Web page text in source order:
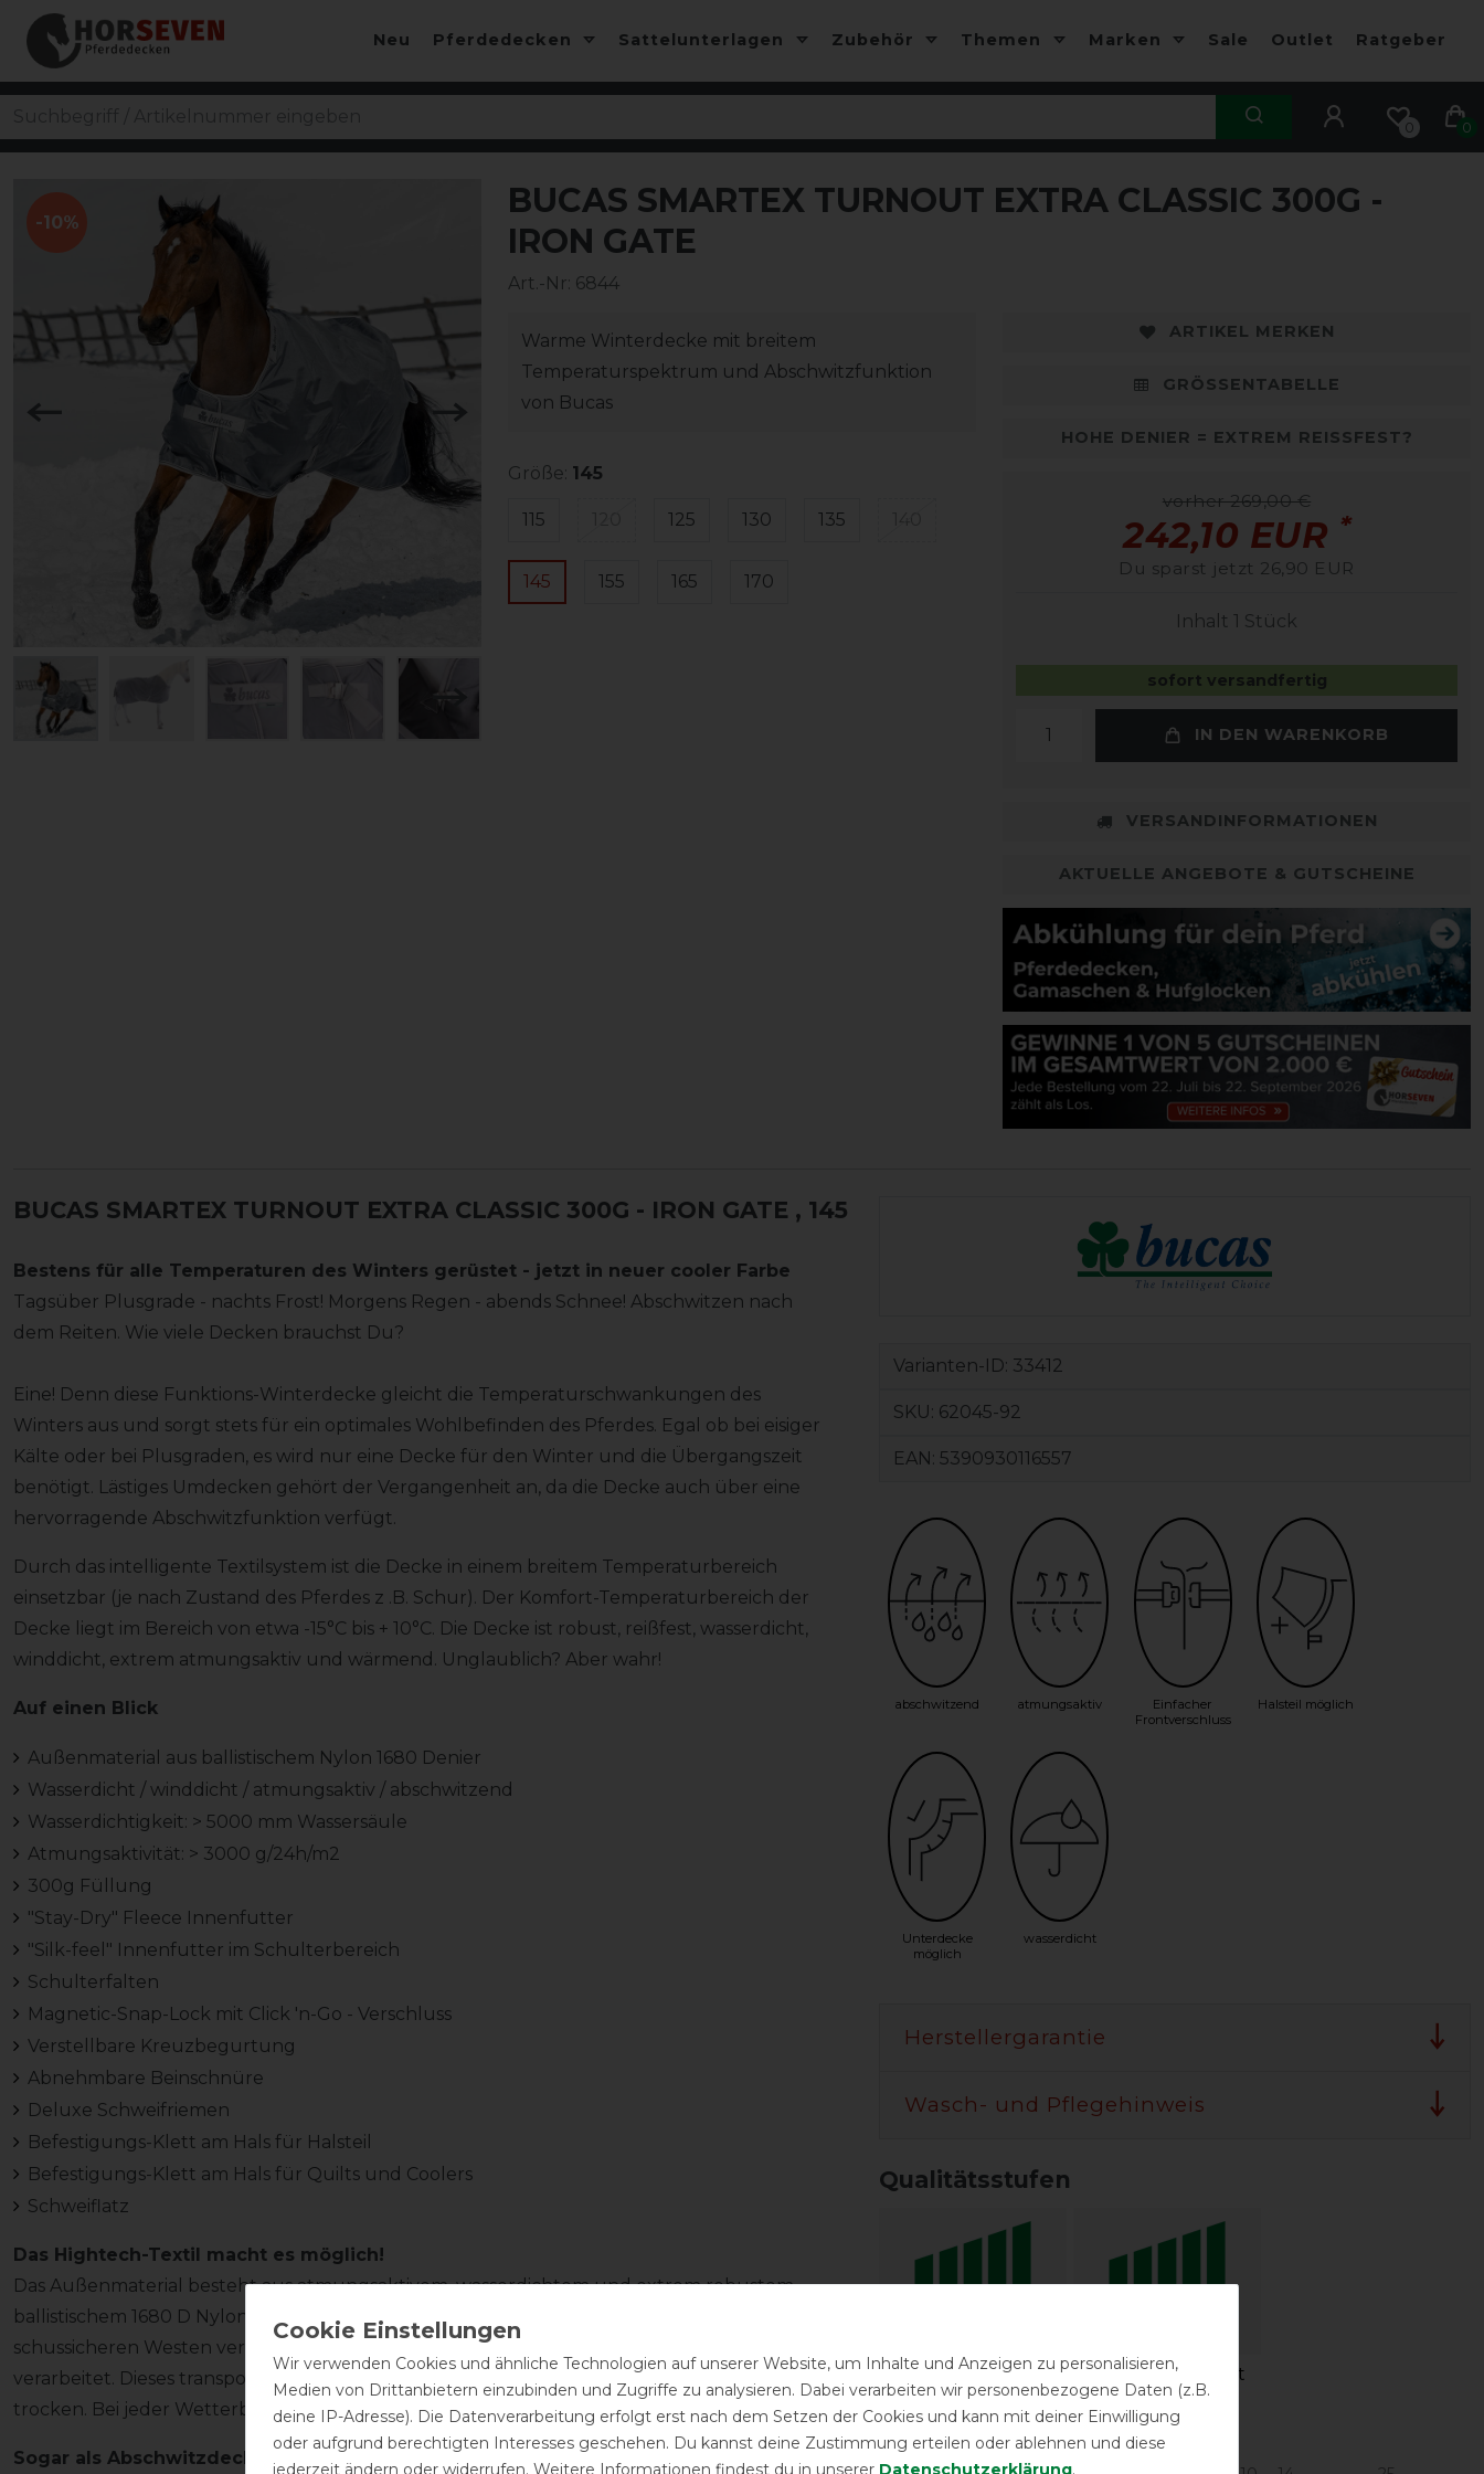
Neu Pferdedecken Sattelunterlagen Zubehör Themen Marken Sale Outlet Ratgeber
0 0
-10%
BUCAS SMARTEX TURNOUT EXTRA CLASSIC 300G -
IRON GATE
Art.-Nr: 6844
Warme Winterdecke mit breitem
Temperaturspektrum und Abschwitzfunktion
von Bucas
Größe: 145
115 125 130 135
145 155 165 170
ARTIKEL MERKEN
GRÖSSENTABELLE
HOHE DENIER = EXTREM REISSFEST?
vorher 269,00 €
242,10 EUR *
Du sparst jetzt 26,90 EUR
Inhalt 1 Stück
sofort versandfertig
IN DEN WARENKORB
VERSANDINFORMATIONEN
AKTUELLE ANGEBOTE & GUTSCHEINE
BUCAS SMARTEX TURNOUT EXTRA CLASSIC 300G - IRON GATE , 145
Bestens für alle Temperaturen des Winters gerüstet - jetzt in neuer cooler Farbe
Tagsüber Plusgrade - nachts Frost! Morgens Regen - abends Schnee! Abschwitzen nach
dem Reiten. Wie viele Decken brauchst Du?
Eine! Denn diese Funktions-Winterdecke gleicht die Temperaturschwankungen des
Winters aus und sorgt stets für ein optimales Wohlbefinden des Pferdes. Egal ob bei eisiger
Kälte oder bei Plusgraden, es wird nur eine Decke für den Winter und die Übergangszeit
benötigt. Lästiges Umdecken gehört der Vergangenheit an, da die Decke auch über eine
hervorragende Abschwitzfunktion verfügt.
Durch das intelligente Textilsystem ist die Decke in einem breitem Temperaturbereich
einsetzbar (je nach Zustand des Pferdes z .B. Schur). Der Komfort-Temperaturbereich der
Decke liegt im Bereich von etwa -15°C bis + 10°C. Die Decke ist robust, reißfest, wasserdicht,
winddicht, extrem atmungsaktiv und wärmend. Unglaublich? Aber wahr!
Auf einen Blick
Außenmaterial aus ballistischem Nylon 1680 Denier
Wasserdicht / winddicht / atmungsaktiv / abschwitzend
Wasserdichtigkeit: > 5000 mm Wassersäule
Atmungsaktivität: > 3000 g/24h/m2
300g Füllung
"Stay-Dry" Fleece Innenfutter
"Silk-feel" Innenfutter im Schulterbereich
Schulterfalten
Magnetic-Snap-Lock mit Click 'n-Go - Verschluss
Verstellbare Kreuzbegurtung
Abnehmbare Beinschnüre
Deluxe Schweifriemen
Befestigungs-Klett am Hals für Halsteil
Befestigungs-Klett am Hals für Quilts und Coolers
Schweiflatz
Das Hightech-Textil macht es möglich!
Das Außenmaterial besteht aus atmungsaktivem, wasserdichtem und extrem robustem
ballistischem 1680 D Nylon (dieser Stoff wird normalerweise für die Herstellung von
schussicheren Westen verwendet!). Das Innenmaterial ist mit dem Bucas "Stay Dry" Fleece
verarbeitet. Dieses transportiert Schweiß und Nässe schnell nach außen und hält das Pferd
trocken. Bei jeder Wetterbedingung ist das Pferd von einem ausgeglichenen Klima umgeben.
Sogar als Abschwitzdecke verwendbar
Varianten-ID: 33412
SKU: 62045-92
EAN: 5390930116557
abschwitzend atmungsaktiv
Einfacher
Frontverschluss
Halsteil möglich
Unterdecke
möglich
wasserdicht
Herstellergarantie
Wasch- und Pflegehinweis
Qualitätsstufen
Reißfestigkeit Wasserdichtigkeit
Temperaturbereich in °C*
Wir verwenden Cookies und ähnliche Technologien auf unserer Website, um Inhalte und Anzeigen zu personalisieren,
Medien von Drittanbietern einzubinden und Zugriffe zu analysieren. Dabei verarbeiten wir personenbezogene Daten (z.B.
deine IP-Adresse). Die Datenverarbeitung erfolgt erst nach dem Setzen der Cookies und kann mit deiner Einwilligung
oder aufgrund berechtigten Interesses geschehen. Du kannst deine Zustimmung erteilen oder ablehnen und diese
jederzeit ändern oder widerrufen. Weitere Informationen findest du in unserer Daten­schutz­erklärung.